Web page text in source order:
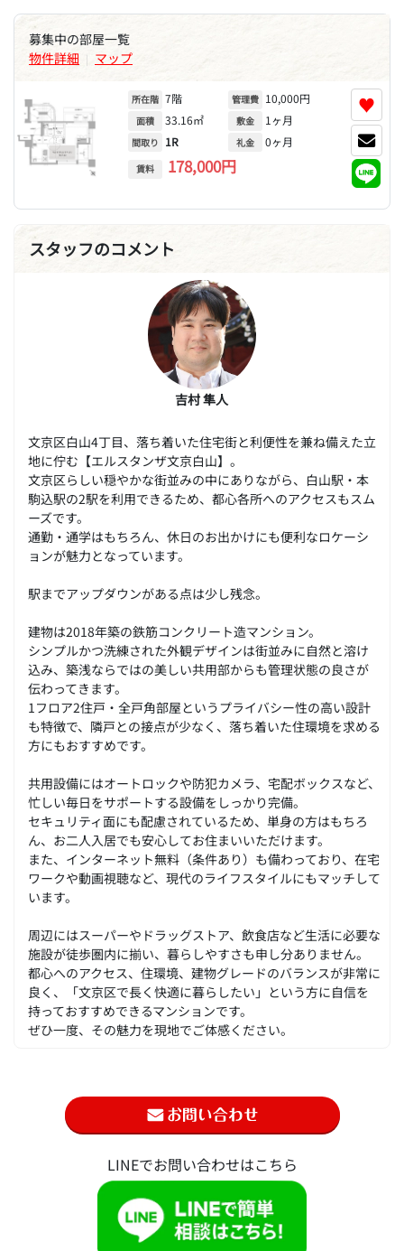
募集中の部屋一覧
物件詳細 | マップ
所在階 7階
面積 33.16㎡
間取り 1R
賃料 178,000円
管理費 10,000円
敷金 1ヶ月
礼金 0ヶ月
♥
スタッフのコメント
吉村 隼人
文京区白山4丁目、落ち着いた住宅街と利便性を兼ね備えた立
地に佇む【エルスタンザ文京白山】。
文京区らしい穏やかな街並みの中にありながら、白山駅・本
駒込駅の2駅を利用できるため、都心各所へのアクセスもスム
ーズです。
通勤・通学はもちろん、休日のお出かけにも便利なロケーシ
ョンが魅力となっています。
駅までアップダウンがある点は少し残念。
建物は2018年築の鉄筋コンクリート造マンション。
シンプルかつ洗練された外観デザインは街並みに自然と溶け
込み、築浅ならではの美しい共用部からも管理状態の良さが
伝わってきます。
1フロア2住戸・全戸角部屋というプライバシー性の高い設計
も特徴で、隣戸との接点が少なく、落ち着いた住環境を求める
方にもおすすめです。
共用設備にはオートロックや防犯カメラ、宅配ボックスなど、
忙しい毎日をサポートする設備をしっかり完備。
セキュリティ面にも配慮されているため、単身の方はもちろ
ん、お二人入居でも安心してお住まいいただけます。
また、インターネット無料（条件あり）も備わっており、在宅
ワークや動画視聴など、現代のライフスタイルにもマッチして
います。
周辺にはスーパーやドラッグストア、飲食店など生活に必要な
施設が徒歩圏内に揃い、暮らしやすさも申し分ありません。
都心へのアクセス、住環境、建物グレードのバランスが非常に
良く、「文京区で長く快適に暮らしたい」という方に自信を
持っておすすめできるマンションです。
ぜひ一度、その魅力を現地でご体感ください。
LINEでお問い合わせはこちら